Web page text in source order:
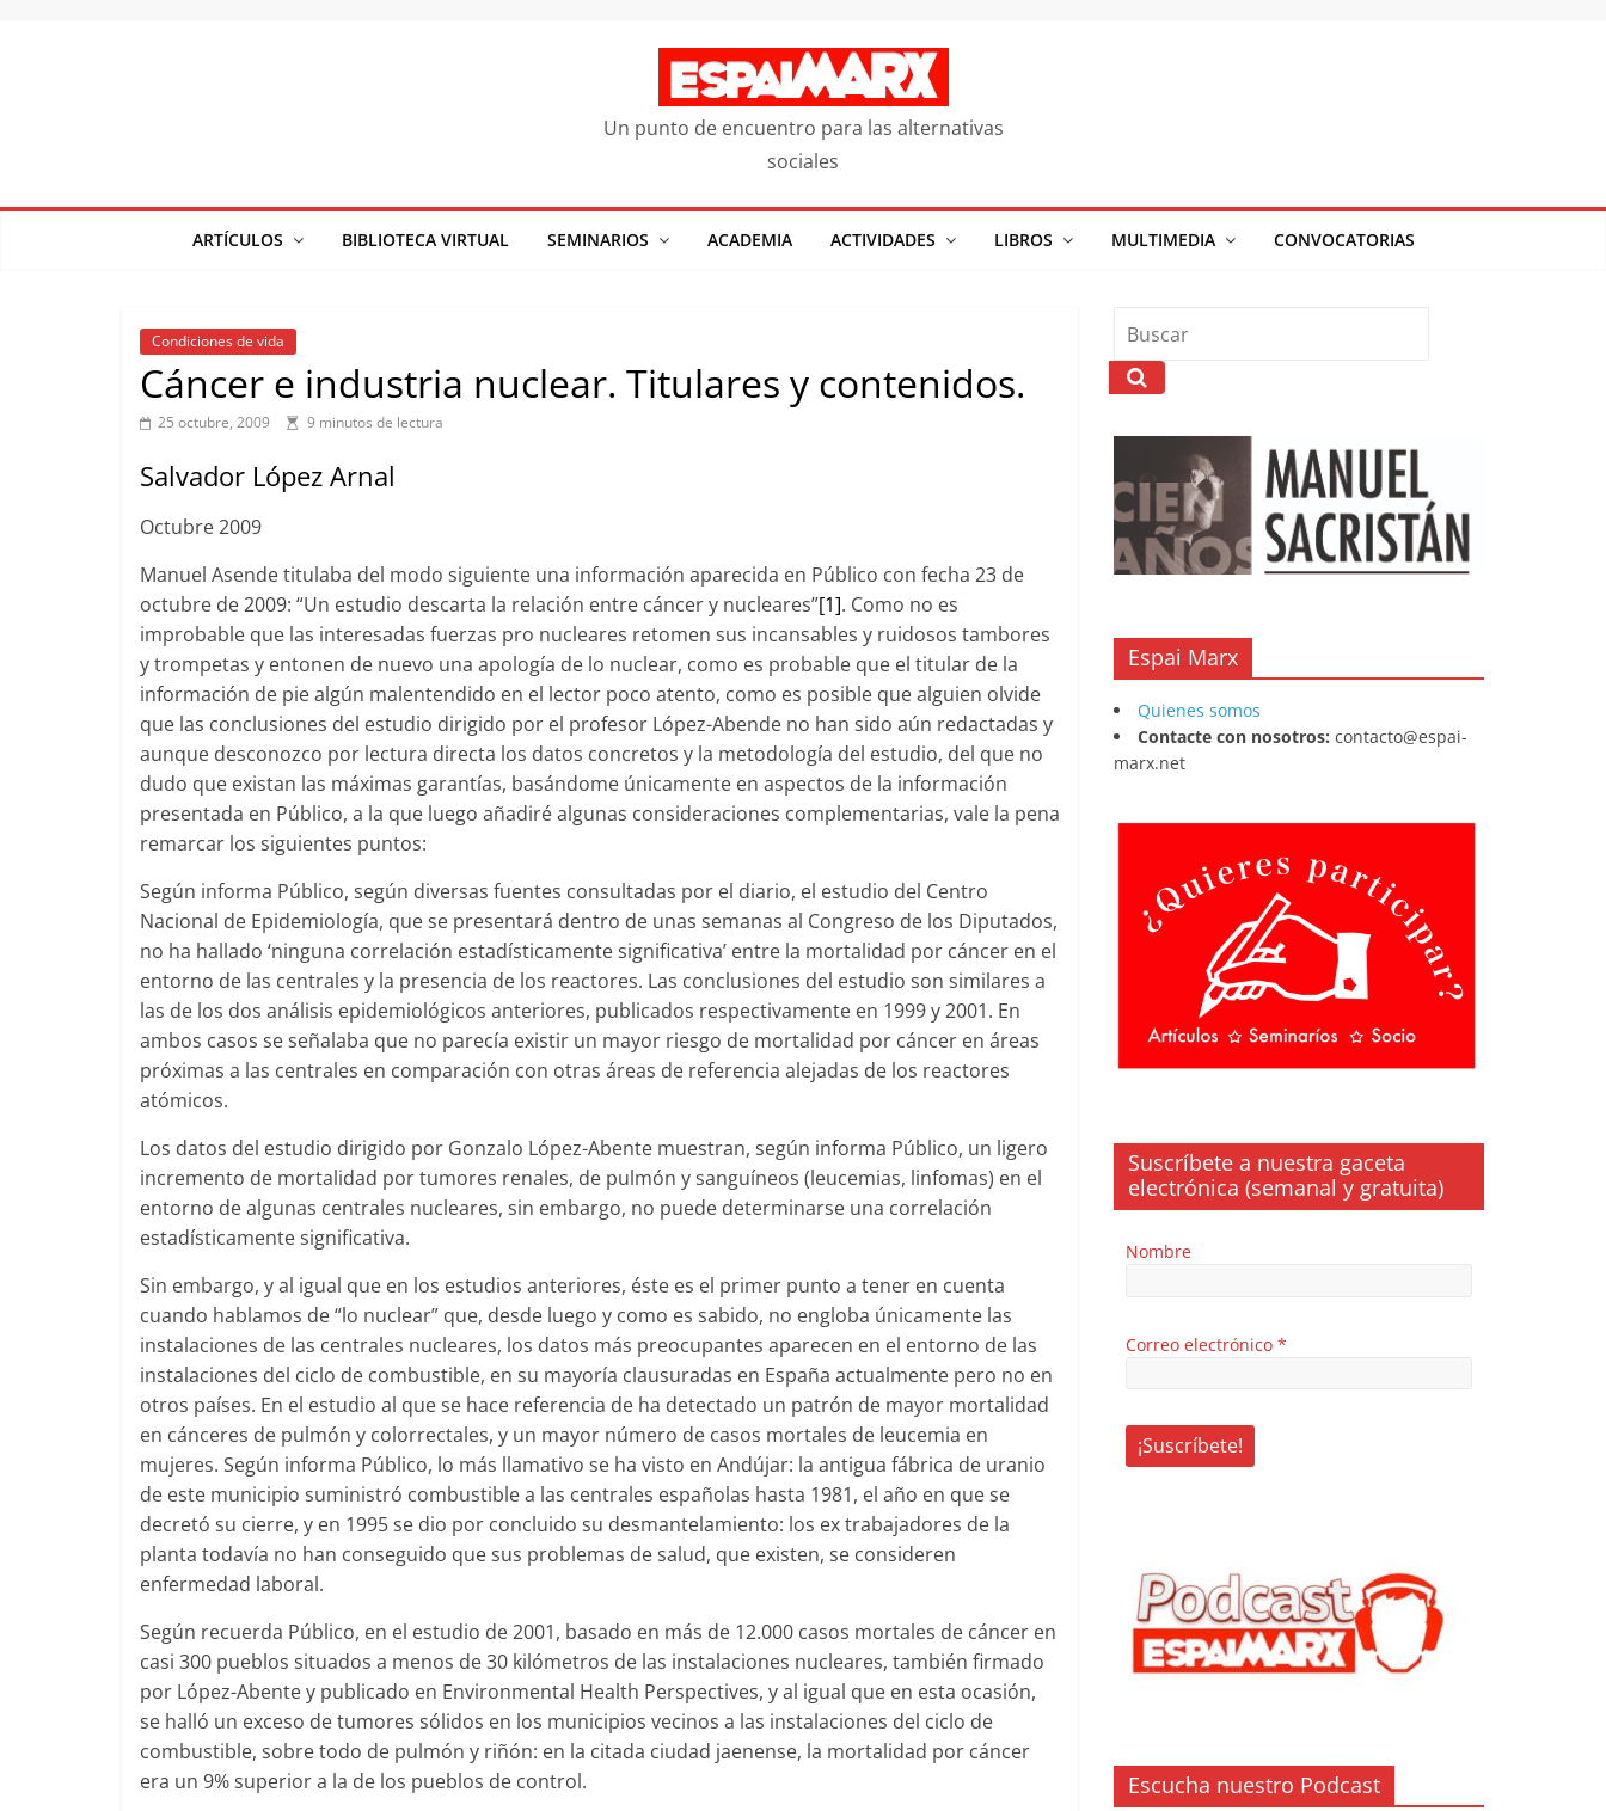
Un punto de encuentro para las alternativas
sociales
ARTÍCULOS BIBLIOTECA VIRTUAL SEMINARIOS ACADEMIA ACTIVIDADES LIBROS MULTIMEDIA CONVOCATORIAS
Condiciones de vida
Cáncer e industria nuclear. Titulares y contenidos.
25 octubre, 2009 9 minutos de lectura
Salvador López Arnal
Octubre 2009
Manuel Asende titulaba del modo siguiente una información aparecida en Público con fecha 23 de
octubre de 2009: “Un estudio descarta la relación entre cáncer y nucleares”[1]. Como no es
improbable que las interesadas fuerzas pro nucleares retomen sus incansables y ruidosos tambores
y trompetas y entonen de nuevo una apología de lo nuclear, como es probable que el titular de la
información de pie algún malentendido en el lector poco atento, como es posible que alguien olvide
que las conclusiones del estudio dirigido por el profesor López-Abende no han sido aún redactadas y
aunque desconozco por lectura directa los datos concretos y la metodología del estudio, del que no
dudo que existan las máximas garantías, basándome únicamente en aspectos de la información
presentada en Público, a la que luego añadiré algunas consideraciones complementarias, vale la pena
remarcar los siguientes puntos:
Según informa Público, según diversas fuentes consultadas por el diario, el estudio del Centro
Nacional de Epidemiología, que se presentará dentro de unas semanas al Congreso de los Diputados,
no ha hallado ‘ninguna correlación estadísticamente significativa’ entre la mortalidad por cáncer en el
entorno de las centrales y la presencia de los reactores. Las conclusiones del estudio son similares a
las de los dos análisis epidemiológicos anteriores, publicados respectivamente en 1999 y 2001. En
ambos casos se señalaba que no parecía existir un mayor riesgo de mortalidad por cáncer en áreas
próximas a las centrales en comparación con otras áreas de referencia alejadas de los reactores
atómicos.
Los datos del estudio dirigido por Gonzalo López-Abente muestran, según informa Público, un ligero
incremento de mortalidad por tumores renales, de pulmón y sanguíneos (leucemias, linfomas) en el
entorno de algunas centrales nucleares, sin embargo, no puede determinarse una correlación
estadísticamente significativa.
Sin embargo, y al igual que en los estudios anteriores, éste es el primer punto a tener en cuenta
cuando hablamos de “lo nuclear” que, desde luego y como es sabido, no engloba únicamente las
instalaciones de las centrales nucleares, los datos más preocupantes aparecen en el entorno de las
instalaciones del ciclo de combustible, en su mayoría clausuradas en España actualmente pero no en
otros países. En el estudio al que se hace referencia de ha detectado un patrón de mayor mortalidad
en cánceres de pulmón y colorrectales, y un mayor número de casos mortales de leucemia en
mujeres. Según informa Público, lo más llamativo se ha visto en Andújar: la antigua fábrica de uranio
de este municipio suministró combustible a las centrales españolas hasta 1981, el año en que se
decretó su cierre, y en 1995 se dio por concluido su desmantelamiento: los ex trabajadores de la
planta todavía no han conseguido que sus problemas de salud, que existen, se consideren
enfermedad laboral.
Según recuerda Público, en el estudio de 2001, basado en más de 12.000 casos mortales de cáncer en
casi 300 pueblos situados a menos de 30 kilómetros de las instalaciones nucleares, también firmado
por López-Abente y publicado en Environmental Health Perspectives, y al igual que en esta ocasión,
se halló un exceso de tumores sólidos en los municipios vecinos a las instalaciones del ciclo de
combustible, sobre todo de pulmón y riñón: en la citada ciudad jaenense, la mortalidad por cáncer
era un 9% superior a la de los pueblos de control.
Espai Marx
Quienes somos
Contacte con nosotros: contacto@espai-
marx.net
Suscríbete a nuestra gaceta
electrónica (semanal y gratuita)
Nombre
Correo electrónico *
Escucha nuestro Podcast